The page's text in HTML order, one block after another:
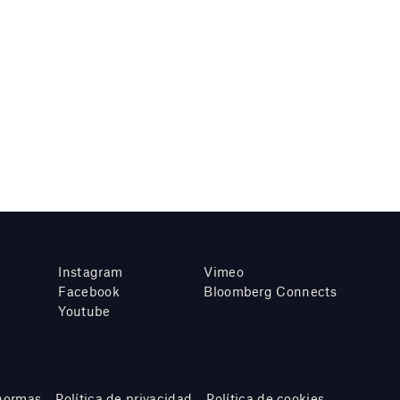
Instagram
Facebook
Youtube
Vimeo
Bloomberg Connects